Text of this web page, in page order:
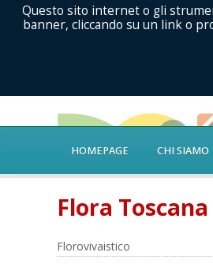
HOMEPAGE CHI SIAMO
Flora
Florovivaistico
Questo sito internet o gli
banner, cliccando su un link o